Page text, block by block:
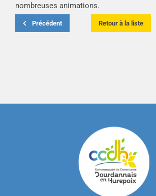
nombreuses animations.
Précédent Retour à la liste